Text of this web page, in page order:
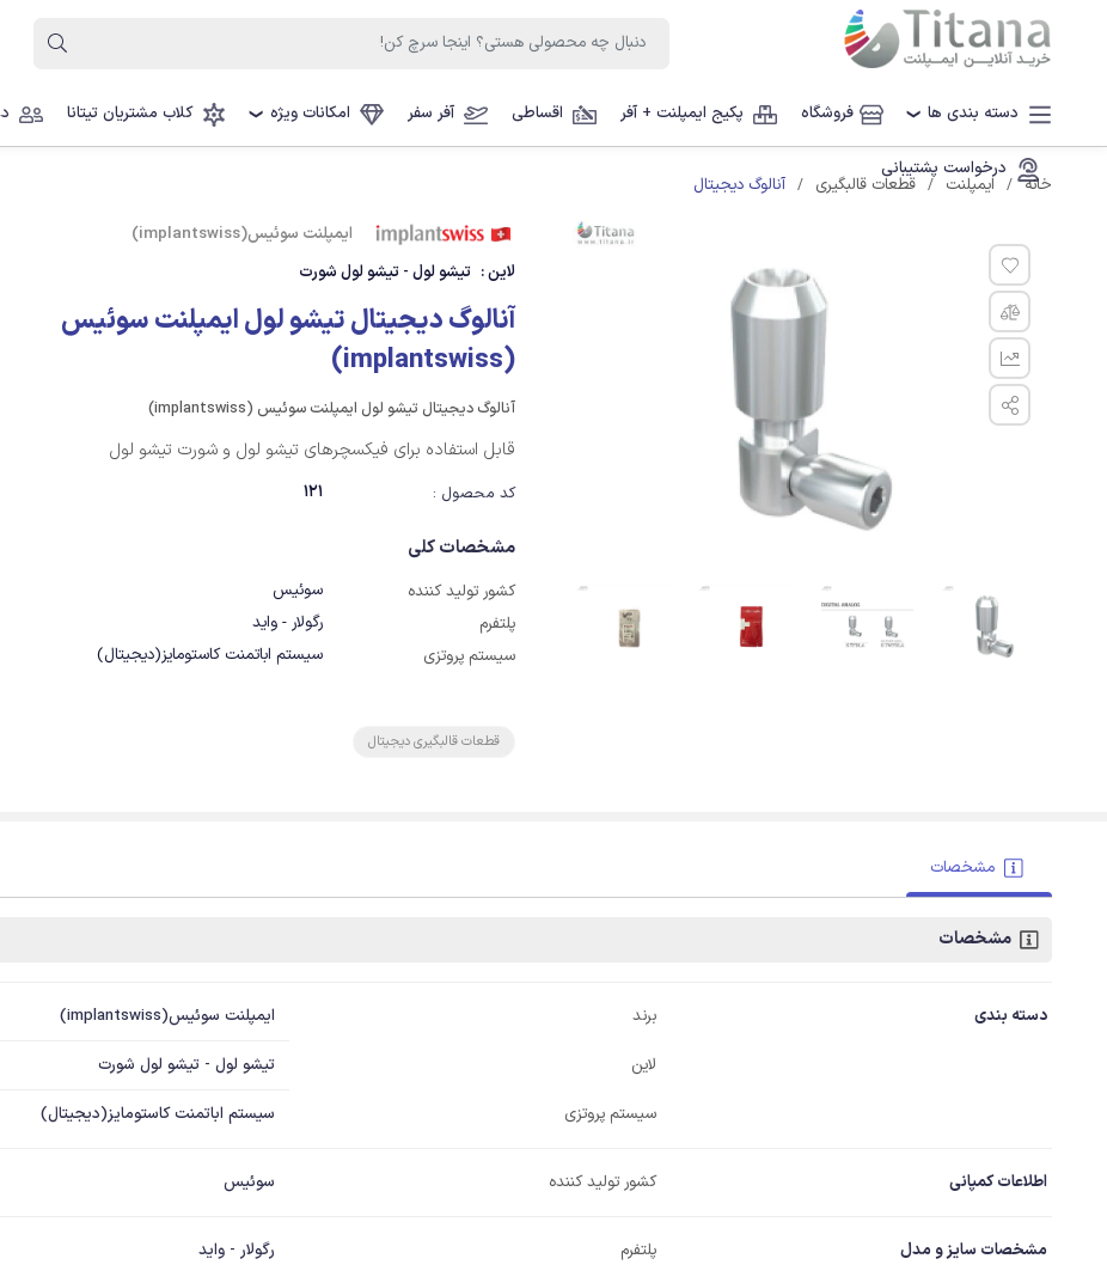
دسته بندی ها ❯ فروشگاه پکیج ایمپلنت + آفر اقساطی آفر سفر امکانات ویژه ❯ کلاب مشتریان تیتانا
درخواست پشتیبانی
خانه ایمپلنت قطعات قالبگیری آنالوگ دیجیتال
ایمپلنت سوئیس(implantswiss)
لاین : تیشو لول - تیشو لول شورت
آنالوگ دیجیتال تیشو لول ایمپلنت سوئیس
(implantswiss)
آنالوگ دیجیتال تیشو لول ایمپلنت سوئیس (implantswiss)
قابل استفاده برای فیکسچرهای تیشو لول و شورت تیشو لول
کد محصول : 121
مشخصات کلی
کشور تولید کننده
سوئیس
پلتفرم
رگولار - واید
سیستم پروتزی
سیستم اباتمنت کاستومایز(دیجیتال)
قطعات قالبگیری دیجیتال
مشخصات
مشخصات
دسته بندی برند ایمپلنت سوئیس(implantswiss)
لاین تیشو لول - تیشو لول شورت
سیستم پروتزی سیستم اباتمنت کاستومایز(دیجیتال)
اطلاعات کمپانی کشور تولید کننده سوئیس
مشخصات سایز و مدل پلتفرم رگولار - واید